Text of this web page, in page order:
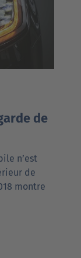
de
n’est
de
montre